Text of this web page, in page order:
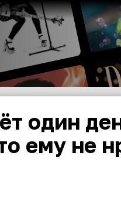
один
ему не